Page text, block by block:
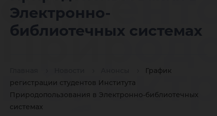
Электронно-
библиотечных системах
График
регистрации студентов Института
Природопользования в Электронно-библиотечных
системах
в